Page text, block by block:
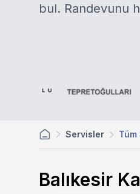
bul. Randevunu
Servisler
Balıkesir